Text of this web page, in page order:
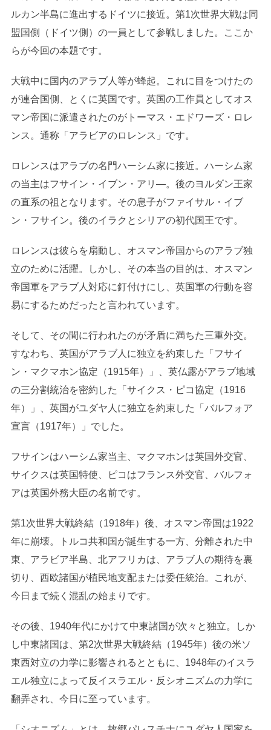
ルカン半島に進出するドイツに接近。第1次世界大戦は同
盟国側（ドイツ側）の一員として参戦しました。ここか
らが今回の本題です。
大戦中に国内のアラブ人等が蜂起。これに目をつけたの
が連合国側、とくに英国です。英国の工作員としてオス
マン帝国に派遣されたのがトーマス・エドワーズ・ロレ
ンス。通称「アラビアのロレンス」です。
ロレンスはアラブの名門ハーシム家に接近。ハーシム家
の当主はフサイン・イブン・アリ―。後のヨルダン王家
の直系の祖となります。その息子がファイサル・イブ
ン・フサイン。後のイラクとシリアの初代国王です。
ロレンスは彼らを扇動し、オスマン帝国からのアラブ独
立のために活躍。しかし、その本当の目的は、オスマン
帝国軍をアラブ人対応に釘付けにし、英国軍の行動を容
易にするためだったと言われています。
そして、その間に行われたのが矛盾に満ちた三重外交。
すなわち、英国がアラブ人に独立を約束した「フサイ
ン・マクマホン協定（1915年）」、英仏露がアラブ地域
の三分割統治を密約した「サイクス・ピコ協定（1916
年）」、英国がユダヤ人に独立を約束した「バルフォア
宣言（1917年）」でした。
フサインはハーシム家当主、マクマホンは英国外交官、
サイクスは英国特使、ピコはフランス外交官、バルフォ
アは英国外務大臣の名前です。
第1次世界大戦終結（1918年）後、オスマン帝国は1922
年に崩壊。トルコ共和国が誕生する一方、分離された中
東、アラビア半島、北アフリカは、アラブ人の期待を裏
切り、西欧諸国が植民地支配または委任統治。これが、
今日まで続く混乱の始まりです。
その後、1940年代にかけて中東諸国が次々と独立。しか
し中東諸国は、第2次世界大戦終結（1945年）後の米ソ
東西対立の力学に影響されるとともに、1948年のイスラ
エル独立によって反イスラエル・反シオニズムの力学に
翻弄され、今日に至っています。